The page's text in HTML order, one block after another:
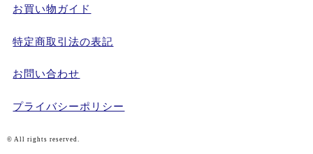
お買い物ガイド
特定商取引法の表記
お問い合わせ
プライバシーポリシー
© All rights reserved.